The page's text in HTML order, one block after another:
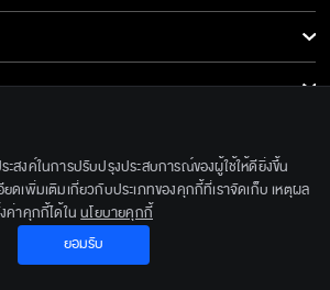
Co.,Ltd. All Rights Reserved.
by BECi Corporation Ltd.
ะสงค์ในการปรับปรุงประสบการณ์ของผู้ใช้ให้ดียิ่งขึ้น
ดเพิ่มเติมเกี่ยวกับประเภทของคุกกี้ที่เราจัดเก็บ เหตุผล
ค่าคุกกี้ได้ใน นโยบายคุกกี้
ยอมรับ